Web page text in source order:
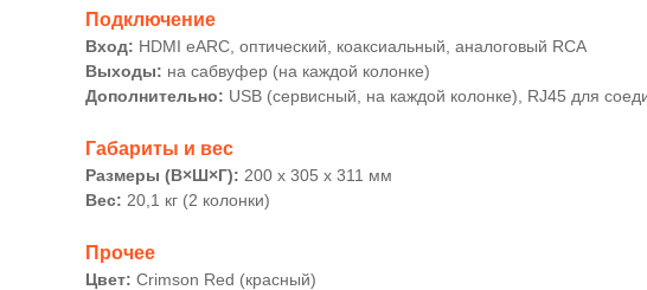
Подключение
Вход: HDMI eARC, оптический, коаксиальный, аналоговый RCA
Выходы: на сабвуфер (на каждой колонке)
Дополнительно: USB (сервисный, на каждой колонке), RJ45 для
Габариты и вес
Размеры (В×Ш×Г): 200 x 305 x 311 мм
Вес: 20,1 кг (2 колонки)
Прочее
Цвет: Crimson Red (красный)